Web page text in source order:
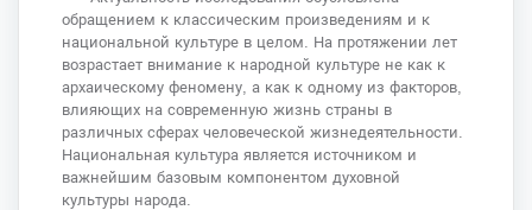
обращением к классическим произведениям и к
национальной культуре в целом. На протяжении лет
возрастает внимание к народной культуре не как к
архаическому феномену, а как к одному из факторов,
влияющих на современную жизнь страны в
различных сферах человеческой жизнедеятельности.
Национальная культура является источником и
важнейшим базовым компонентом духовной
культуры народа.